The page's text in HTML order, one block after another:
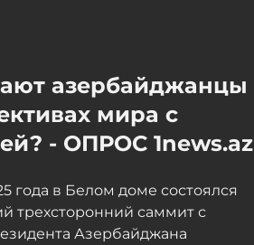
азербайджанцы
мира с
- ОПРОС 1news.az
года в Белом доме состоялся
трехсторонний саммит с
Азербайджана